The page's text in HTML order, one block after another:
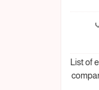
List of